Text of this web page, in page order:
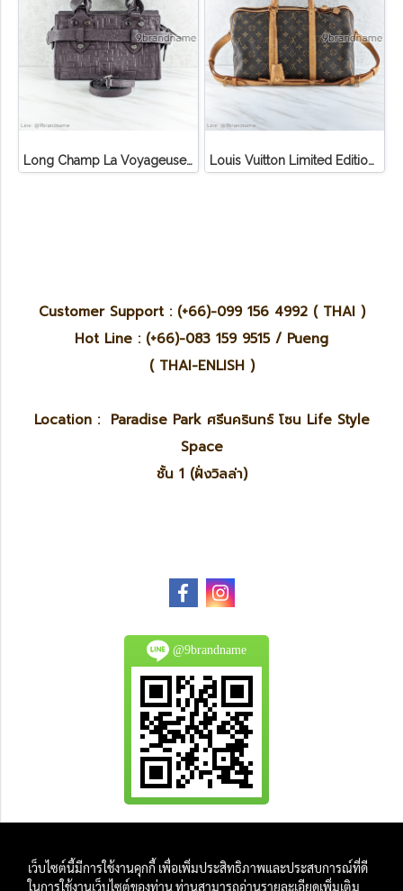
Long Champ La Voyageuse Bag Leather Louis Vuitton Limited Edition Monogram Canvas Sofia Coppola SC Bag
Customer Support : (+66)-099 156 4992 ( THAI )
Hot Line : (+66)-083 159 9515 / Pueng
( THAI-ENLISH )
Location : Paradise Park ศรีนครินทร์ โซน Life Style
Space
ชั้น 1 (ฝั่งวิลล่า)
@9brandname
And
เว็บไซต์นี้มีการใช้งานคุกกี้ เพื่อเพิ่มประสิทธิภาพและประสบการณ์ที่ดี
ในการใช้งานเว็บไซต์ของท่าน ท่านสามารถอ่านรายละเอียดเพิ่มเติม